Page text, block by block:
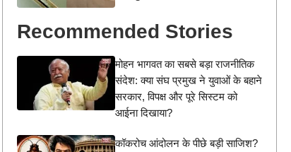
Recommended Stories
मोहन भागवत का सबसे बड़ा राजनीतिक
संदेश: क्या संघ प्रमुख ने युवाओं के बहाने
सरकार, विपक्ष और पूरे सिस्टम को
आईना दिखाया?
कॉकरोच आंदोलन के पीछे बड़ी साजिश?